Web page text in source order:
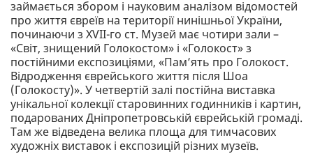
займається збором і науковим аналізом відомостей
про життя євреїв на території нинішньої України,
починаючи з XVII-го ст. Музей має чотири зали –
«Світ, знищений Голокостом» і «Голокост» з
постійними експозиціями, «Пам’ять про Голокост.
Відродження єврейського життя після Шоа
(Голокосту)». У четвертій залі постійна виставка
унікальної колекції старовинних годинників і картин,
подарованих Дніпропетровській єврейській громаді.
Там же відведена велика площа для тимчасових
художніх виставок і експозицій різних музеїв.